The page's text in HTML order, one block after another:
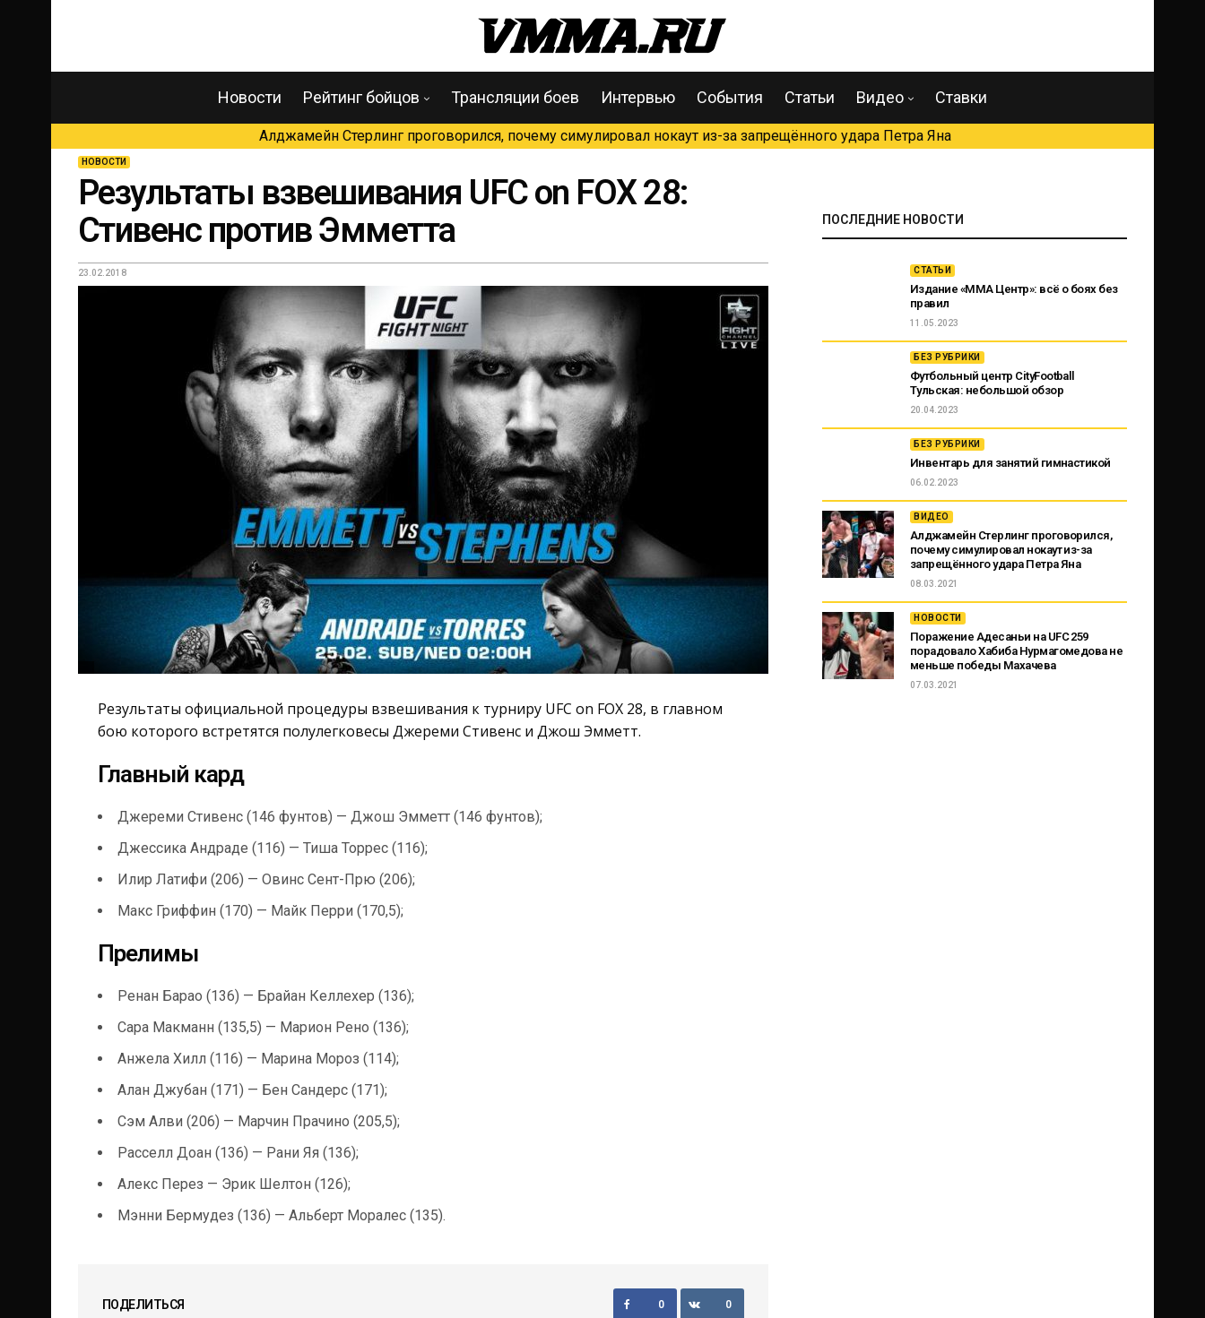
Новости Рейтинг бойцов Трансляции боев Интервью События Статьи Видео Ставки
Алджамейн Стерлинг проговорился, почему симулировал нокаут из-за запрещённого удара Петра Яна
НОВОСТИ
Результаты взвешивания UFC on FOX 28:
Стивенс против Эмметта
23.02.2018
Результаты официальной процедуры взвешивания к турниру UFC on FOX 28, в главном
бою которого встретятся полулегковесы Джереми Стивенс и Джош Эмметт.
Главный кард
Джереми Стивенс (146 фунтов) — Джош Эмметт (146 фунтов);
Джессика Андраде (116) — Тиша Торрес (116);
Илир Латифи (206) — Овинс Сент-Прю (206);
Макс Гриффин (170) — Майк Перри (170,5);
Прелимы
Ренан Барао (136) — Брайан Келлехер (136);
Сара Макманн (135,5) — Марион Рено (136);
Анжела Хилл (116) — Марина Мороз (114);
Алан Джубан (171) — Бен Сандерс (171);
Сэм Алви (206) — Марчин Прачино (205,5);
Расселл Доан (136) — Рани Яя (136);
Алекс Перез — Эрик Шелтон (126);
Мэнни Бермудез (136) — Альберт Моралес (135).
ПОДЕЛИТЬСЯ 0 0
ПОСЛЕДНИЕ НОВОСТИ
СТАТЬИ
Издание «ММА Центр»: всё о боях без
правил
11.05.2023
БЕЗ РУБРИКИ
Футбольный центр CityFootball
Тульская: небольшой обзор
20.04.2023
БЕЗ РУБРИКИ
Инвентарь для занятий гимнастикой
06.02.2023
ВИДЕО
Алджамейн Стерлинг проговорился,
почему симулировал нокаут из-за
запрещённого удара Петра Яна
08.03.2021
НОВОСТИ
Поражение Адесаньи на UFC 259
порадовало Хабиба Нурмагомедова не
меньше победы Махачева
07.03.2021